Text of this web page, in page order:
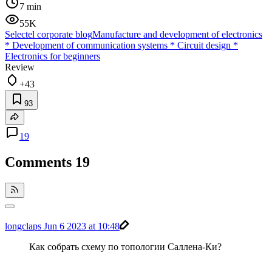
7 min
55K
Selectel corporate blogManufacture and development of electronics
* Development of communication systems * Circuit design *
Electronics for beginners
Review
+43
93
19
Comments 19
longclaps Jun 6 2023 at 10:48
Как собрать схему по топологии Саллена-Ки?